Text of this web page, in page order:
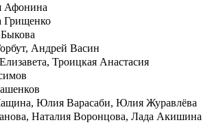
Афонина
Грищенко
Андрей Васин
Троицкая Анастасия
Юлия Варасаби, Юлия Журавлёва
Наталия Воронцова, Лада Акишина